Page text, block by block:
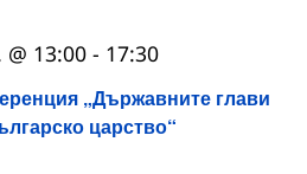
„Държавните глави
царство“
@ 13:00 - 17:30